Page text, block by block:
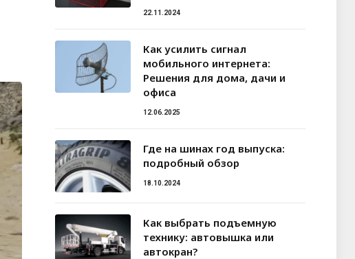
22.11.2024
Как усилить сигнал
мобильного интернета:
Решения для дома, дачи и
офиса
12.06.2025
Где на шинах год выпуска:
подробный обзор
18.10.2024
Как выбрать подъемную
технику: автовышка или
автокран?